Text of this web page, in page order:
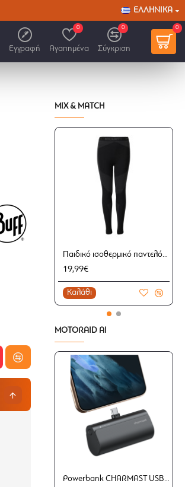
ΕΛΛΗΝΙΚΆ
Εγγραφή Αγαπημένα
0
Σύγκριση
0 0
MIX & MATCH
Παιδικό ισοθερμικό παντελόνι Brunotti Bobby μαύρο (1ου επιπέδου)
19,99€
Καλάθι
MOTORAID AI
Powerbank CHARMAST USB Type-C 20W 5000mAh